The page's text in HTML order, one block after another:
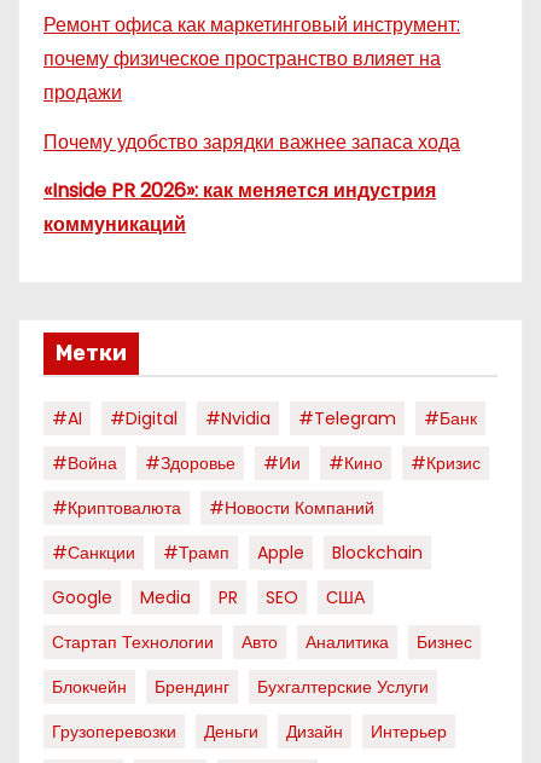
Ремонт офиса как маркетинговый инструмент:
почему физическое пространство влияет на
продажи
Почему удобство зарядки важнее запаса хода
«Inside PR 2026»: как меняется индустрия
коммуникаций
Метки
#AI #digital #nvidia #telegram
#банк
#война
#здоровье #ии #кино
#кризис
#криптовалюта
#новости Компаний
#санкции
#трамп Apple
Blockchain
Google
Media PR SEO
США
Стартап Технологии
Авто Аналитика
Бизнес
Блокчейн
Брендинг
Бухгалтерские Услуги
Грузоперевозки
Деньги Дизайн
Интерьер